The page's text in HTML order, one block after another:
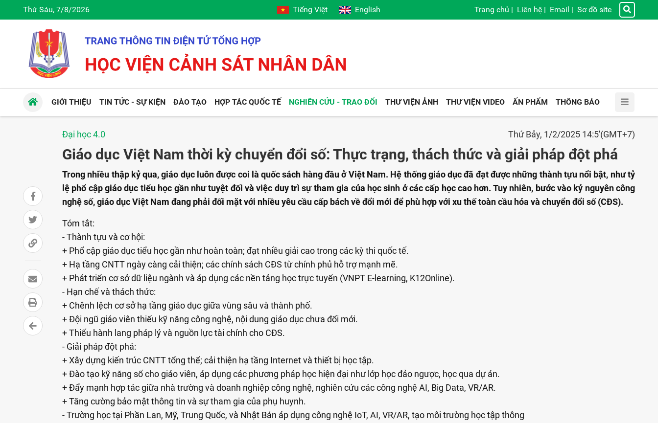
Thứ Sáu, 7/8/2026 Tiếng Việt English Trang chủ | Liên hệ | Email | Sơ đồ site
GIỚI THIỆU TIN TỨC - SỰ KIỆN ĐÀO TẠO HỢP TÁC QUỐC TẾ NGHIÊN CỨU - TRAO ĐỔI THƯ VIỆN ẢNH THƯ VIỆN VIDEO ẤN PHẨM THÔNG BÁO
Đại học 4.0 Thứ Bảy, 1/2/2025 14:5'(GMT+7)
Giáo dục Việt Nam thời kỳ chuyển đổi số: Thực trạng, thách thức và giải pháp đột phá
Trong nhiều thập kỷ qua, giáo dục luôn được coi là quốc sách hàng đầu ở Việt Nam. Hệ thống giáo dục đã đạt được những thành tựu nổi bật, như tỷ
lệ phổ cập giáo dục tiểu học gần như tuyệt đối và việc duy trì sự tham gia của học sinh ở các cấp học cao hơn. Tuy nhiên, bước vào kỷ nguyên công
nghệ số, giáo dục Việt Nam đang phải đối mặt với nhiều yêu cầu cấp bách về đổi mới để phù hợp với xu thế toàn cầu hóa và chuyển đổi số (CĐS).
Tóm tắt:
- Thành tựu và cơ hội:
+ Phổ cập giáo dục tiểu học gần như hoàn toàn; đạt nhiều giải cao trong các kỳ thi quốc tế.
+ Hạ tầng CNTT ngày càng cải thiện; các chính sách CĐS từ chính phủ hỗ trợ mạnh mẽ.
+ Phát triển cơ sở dữ liệu ngành và áp dụng các nền tảng học trực tuyến (VNPT E-learning, K12Online).
- Hạn chế và thách thức:
+ Chênh lệch cơ sở hạ tầng giáo dục giữa vùng sâu và thành phố.
+ Đội ngũ giáo viên thiếu kỹ năng công nghệ, nội dung giáo dục chưa đổi mới.
+ Thiếu hành lang pháp lý và nguồn lực tài chính cho CĐS.
- Giải pháp đột phá:
+ Xây dựng kiến trúc CNTT tổng thể; cải thiện hạ tầng Internet và thiết bị học tập.
+ Đào tạo kỹ năng số cho giáo viên, áp dụng các phương pháp học hiện đại như lớp học đảo ngược, học qua dự án.
+ Đẩy mạnh hợp tác giữa nhà trường và doanh nghiệp công nghệ, nghiên cứu các công nghệ AI, Big Data, VR/AR.
+ Tăng cường bảo mật thông tin và sự tham gia của phụ huynh.
- Trường học tại Phần Lan, Mỹ, Trung Quốc, và Nhật Bản áp dụng công nghệ IoT, AI, VR/AR, tạo môi trường học tập thông